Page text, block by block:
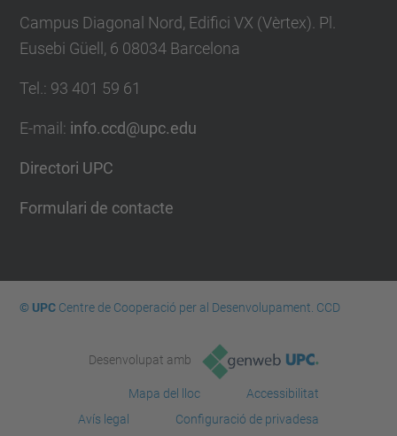
Campus Diagonal Nord, Edifici VX (Vèrtex). Pl.
Eusebi Güell, 6 08034 Barcelona
Tel. : 93 401 59 61
E-mail : info.ccd@upc.edu
Directori UPC
Formulari de contacte
© UPCCentre de Cooperació per al Desenvolupament. CCD
Desenvolupat amb
Mapa del lloc
Accessibilitat
Avís legal
Configuració de privadesa